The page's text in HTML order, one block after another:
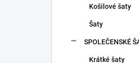
Košilové šaty
Šaty
SPOLEČENSKÉ
Krátké šaty